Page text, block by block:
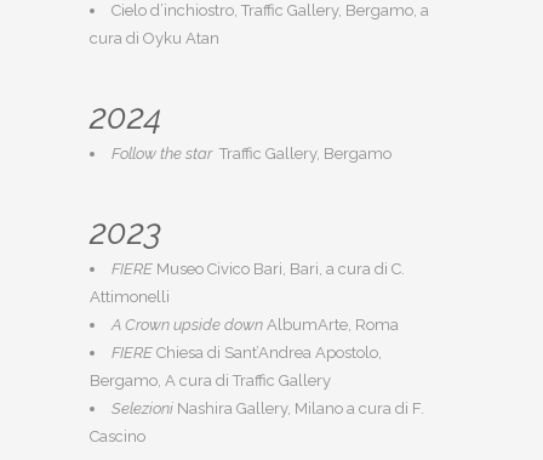
Cielo d’inchiostro, Traffic Gallery, Bergamo, a
cura di Oyku Atan
2024
Follow the star Traffic Gallery, Bergamo
2023
FIERE Museo Civico Bari, Bari, a cura di C.
Attimonelli
A Crown upside down AlbumArte, Roma
FIERE Chiesa di Sant’Andrea Apostolo,
Bergamo, A cura di Traffic Gallery
Selezioni Nashira Gallery, Milano a cura di F.
Cascino